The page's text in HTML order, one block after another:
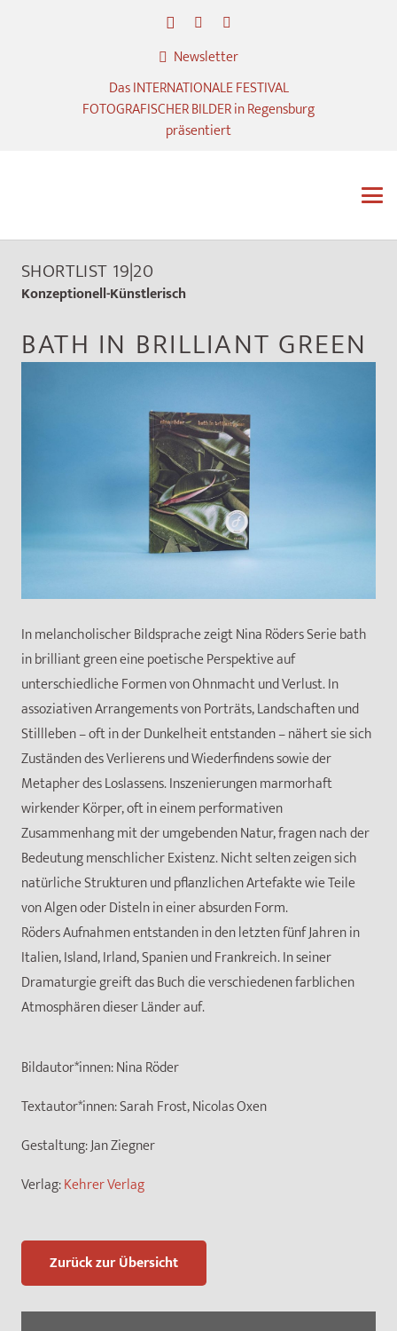
Newsletter
Das INTERNATIONALE FESTIVAL
FOTOGRAFISCHER BILDER in Regensburg
präsentiert
SHORTLIST 19|20
Konzeptionell-Künstlerisch
BATH IN BRILLIANT GREEN
In melancholischer Bildsprache zeigt Nina Röders Serie bath
in brilliant green eine poetische Perspektive auf
unterschiedliche Formen von Ohnmacht und Verlust. In
assoziativen Arrangements von Porträts, Landschaften und
Stillleben – oft in der Dunkelheit entstanden – nähert sie sich
Zuständen des Verlierens und Wiederfindens sowie der
Metapher des Loslassens. Inszenierungen marmorhaft
wirkender Körper, oft in einem performativen
Zusammenhang mit der umgebenden Natur, fragen nach der
Bedeutung menschlicher Existenz. Nicht selten zeigen sich
natürliche Strukturen und pflanzlichen Artefakte wie Teile
von Algen oder Disteln in einer absurden Form.
Röders Aufnahmen entstanden in den letzten fünf Jahren in
Italien, Island, Irland, Spanien und Frankreich. In seiner
Dramaturgie greift das Buch die verschiedenen farblichen
Atmosphären dieser Länder auf.
Bildautor*innen:Nina Röder
Textautor*innen:Sarah Frost, Nicolas Oxen
Gestaltung:Jan Ziegner
Verlag:Kehrer Verlag
Zurück zur Übersicht